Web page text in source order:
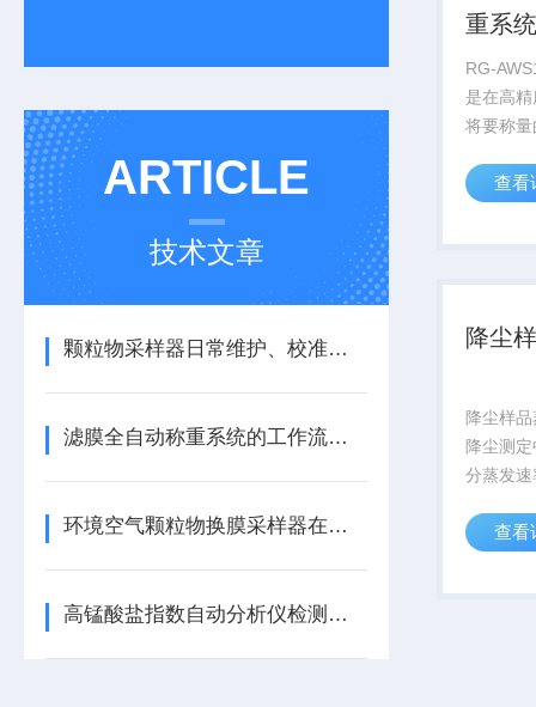
ARTICLE
技术文章
颗粒物采样器日常维护、校准与周期核查要点
滤膜全自动称重系统的工作流程介绍
环境空气颗粒物换膜采样器在使用中出现故障怎么处理？
高锰酸盐指数自动分析仪检测原理与应用要点全解析
重系统
RG-
是在高
将要称
能系统
置称量
查看
降尘
降尘样
降尘测
分蒸发
蒸干过
捷，降
查看